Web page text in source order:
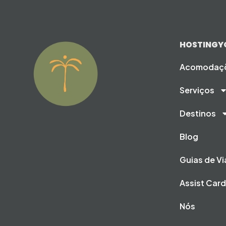
Serviços
Destinos
Blog
Guias de
Assist Card
Nós